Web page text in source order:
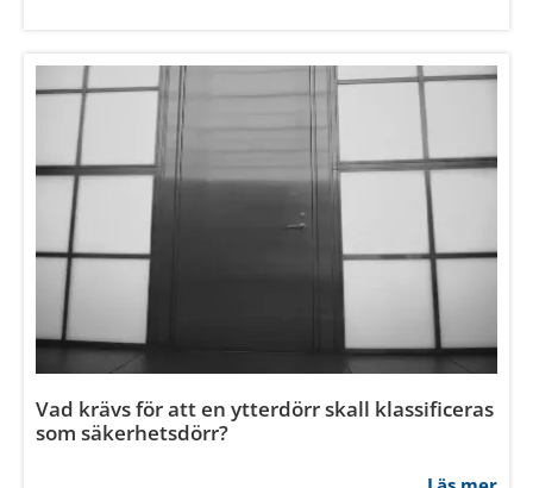
Hur monterar man enkelt ett skjutparti?
Läs mer